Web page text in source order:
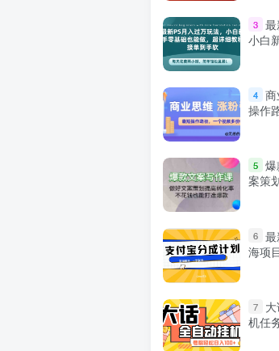
3 最
小白
4
操作
5
案策
6
海项
7
机任